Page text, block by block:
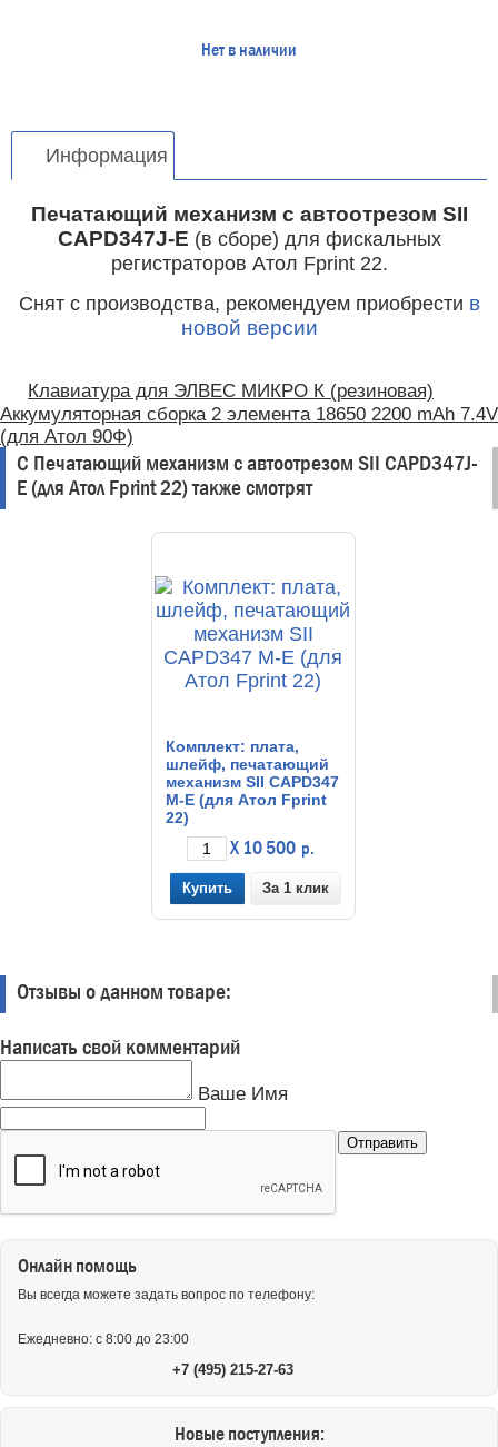
Нет в наличии
Информация
Печатающий механизм с автоотрезом SII
CAPD347J-E (в сборе) для фискальных
регистраторов Атол Fprint 22.
Снят с производства, рекомендуем приобрести в
новой версии
Клавиатура для ЭЛВЕС МИКРО К (резиновая)
Аккумуляторная сборка 2 элемента 18650 2200 mAh 7.4V
(для Атол 90Ф)
С Печатающий механизм с автоотрезом SII CAPD347J-
E (для Атол Fprint 22) также смотрят
Комплект: плата,
шлейф, печатающий
механизм SII CAPD347
M-E (для Атол Fprint
22)
X 10 500 р.
За 1 клик
Отзывы о данном товаре:
Написать свой комментарий
Ваше Имя
Онлайн помощь
Вы всегда можете задать вопрос по телефону:
Ежедневно: с 8:00 до 23:00
+7 (495) 215-27-63
Новые поступления: